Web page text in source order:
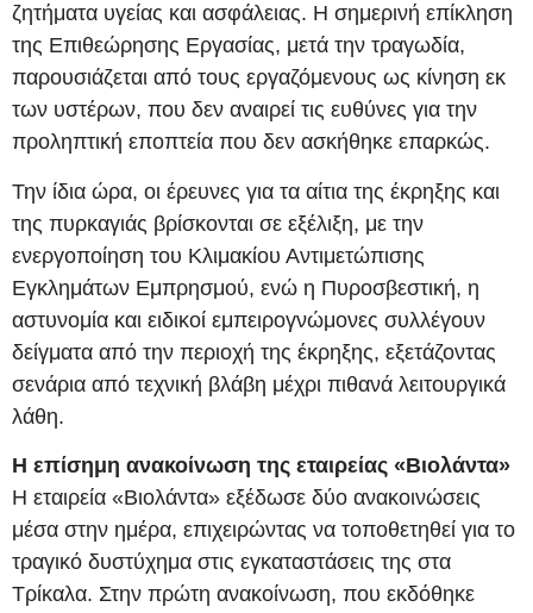
ζητήματα υγείας και ασφάλειας. Η σημερινή επίκληση
της Επιθεώρησης Εργασίας, μετά την τραγωδία,
παρουσιάζεται από τους εργαζόμενους ως κίνηση εκ
των υστέρων, που δεν αναιρεί τις ευθύνες για την
προληπτική εποπτεία που δεν ασκήθηκε επαρκώς.
Την ίδια ώρα, οι έρευνες για τα αίτια της έκρηξης και
της πυρκαγιάς βρίσκονται σε εξέλιξη, με την
ενεργοποίηση του Κλιμακίου Αντιμετώπισης
Εγκλημάτων Εμπρησμού, ενώ η Πυροσβεστική, η
αστυνομία και ειδικοί εμπειρογνώμονες συλλέγουν
δείγματα από την περιοχή της έκρηξης, εξετάζοντας
σενάρια από τεχνική βλάβη μέχρι πιθανά λειτουργικά
λάθη.
Η επίσημη ανακοίνωση της εταιρείας «Βιολάντα»
Η εταιρεία «Βιολάντα» εξέδωσε δύο ανακοινώσεις
μέσα στην ημέρα, επιχειρώντας να τοποθετηθεί για το
τραγικό δυστύχημα στις εγκαταστάσεις της στα
Τρίκαλα. Στην πρώτη ανακοίνωση, που εκδόθηκε